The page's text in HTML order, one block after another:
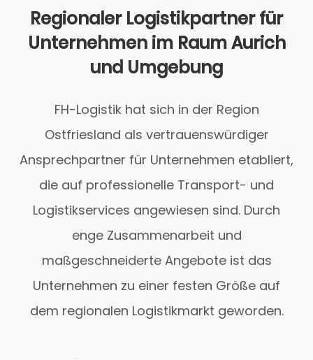
Regionaler Logistikpartner für
Unternehmen im Raum Aurich
und Umgebung
FH-Logistik hat sich in der Region
Ostfriesland als vertrauenswürdiger
Ansprechpartner für Unternehmen etabliert,
die auf professionelle Transport- und
Logistikservices angewiesen sind. Durch
enge Zusammenarbeit und
maßgeschneiderte Angebote ist das
Unternehmen zu einer festen Größe auf
dem regionalen Logistikmarkt geworden.